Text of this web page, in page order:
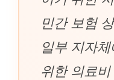
민간 보험
일부 지자
위한 의료